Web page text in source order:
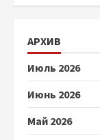
АРХИВ
Июль 2026
Июнь 2026
Май 2026